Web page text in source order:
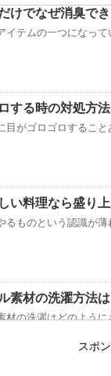
けでなぜ消臭で
イテムの一つになっ
する時の対処方法
目がゴロゴロするこ
い料理なら盛り
るものという認識が
素材の洗濯方法
材の洗濯はどのよう
スポ